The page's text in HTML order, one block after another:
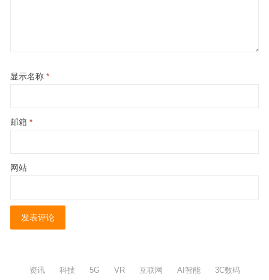
显示名称 *
邮箱 *
网站
资讯 科技 5G VR 互联网 AI智能 3C数码